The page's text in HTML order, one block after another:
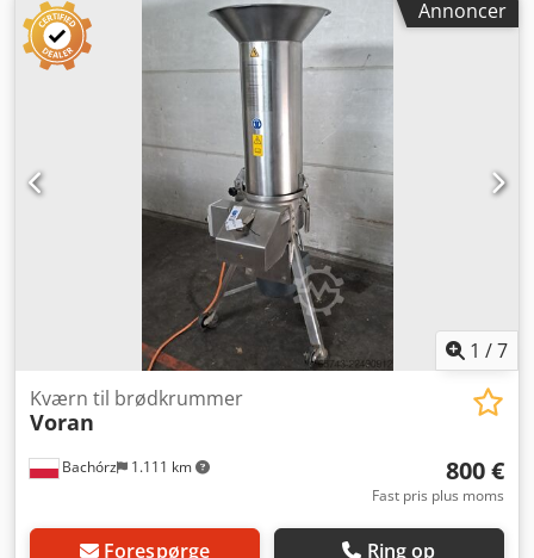
længde 525 TEKNISKE DATA: - kølemiddel: R404a -
forsyning: 400V 50Hz - effekt (21): 31kW - effekt (22): 35,1kW
Prisen gælder for 1 kammer. Tilgængelige, mod betaling:
transport. Den angivne pris er en nettopris. VI TALER
ENGELSK, TYSK, FRANSK, RUSISK OG UKRAINSK. I vores
sortiment finder du: bageovne, vognovne, risteovne,
konditorovne, butiks-ovne, el-ovne, olieovne, gasovne,
termoovnssystemer, bageudstyr, bagerimaskiner,
brødlinjer, bollelinjer, kage-linjer, croissant-linjer,
baguette-maskiner, dejblandere, mixere, valser,
wienerbrød-maskiner. Hvis du ønsker at se vores
komplette, aktuelle sortiment, besøg vores Bakeres-profil.
Dodpezry Iiofx Acpeck
Annoncer
1 /7
Bachórz 1.111 km
Kværn til brødkrummer
Voran
800 €
Fast pris plus moms
Forespørge Ring op